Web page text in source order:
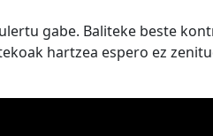
gabe. Baliteke beste
hartzea espero ez